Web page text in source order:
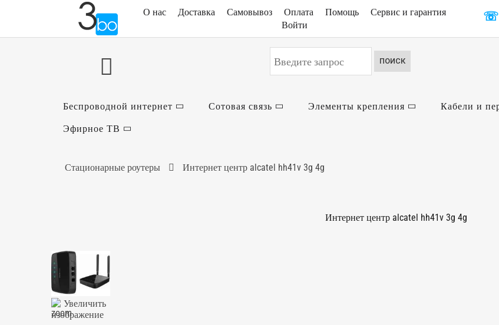
О нас Доставка Самовывоз Оплата Помощь
Сервис и гарантия
Войти
ПОИСК
Беспроводной интернет Сотовая связь Элементы крепления Кабели и
Эфирное ТВ
Стационарные роутеры Интернет центр alcatel hh41v 3g 4g
Интернет центр alcatel hh41v 3g 4g
Увеличить
изображение